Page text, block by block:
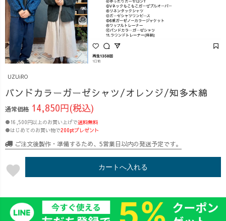
UZUiRO
バンドカラーガーゼシャツ/オレンジ/知多木綿
通常価格 14,850円(税込)
●16,500円以上のお買い上げで送料無料
●はじめてのお買い物で200ptプレゼント
ご注文後製作・準備するため、5営業日以内の発送予定です。
favorite カートへ入れる